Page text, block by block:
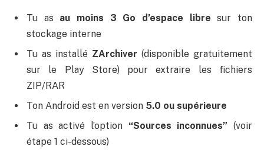
Tu as au moins 3 Go d’espace libre sur ton
stockage interne
Tu as installé ZArchiver (disponible gratuitement
sur le Play Store) pour extraire les fichiers
ZIP/RAR
Ton Android est en version 5.0 ou supérieure
Tu as activé l’option “Sources inconnues” (voir
étape 1 ci-dessous)